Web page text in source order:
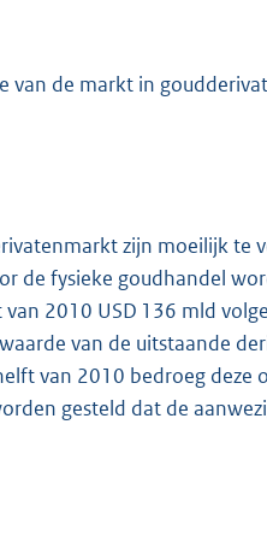
de markt in
zijn moeilijk te
de fysieke goudhandel
2010 USD 136 mld
van de uitstaande
van 2010 bedroeg deze
gesteld dat de